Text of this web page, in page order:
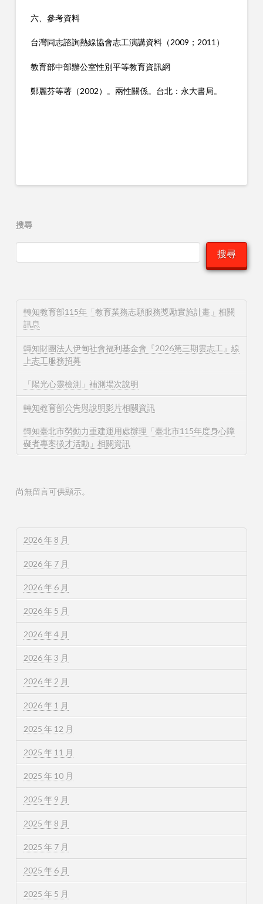
六、參考資料
台灣同志諮詢熱線協會志工演講資料（2009；2011）
教育部中部辦公室性別平等教育資訊網
鄭麗芬等著（2002）。兩性關係。台北：永大書局。
搜尋
搜尋
轉知教育部115年「教育業務志願服務獎勵實施計畫」相關
訊息
轉知財團法人伊甸社會福利基金會『2026第三期雲志工』線
上志工服務招募
「陽光心靈檢測」補測場次說明
轉知教育部公告與說明影片相關資訊
轉知臺北市勞動力重建運用處辦理「臺北市115年度身心障
礙者專案徵才活動」相關資訊
尚無留言可供顯示。
2026 年 8 月
2026 年 7 月
2026 年 6 月
2026 年 5 月
2026 年 4 月
2026 年 3 月
2026 年 2 月
2026 年 1 月
2025 年 12 月
2025 年 11 月
2025 年 10 月
2025 年 9 月
2025 年 8 月
2025 年 7 月
2025 年 6 月
2025 年 5 月